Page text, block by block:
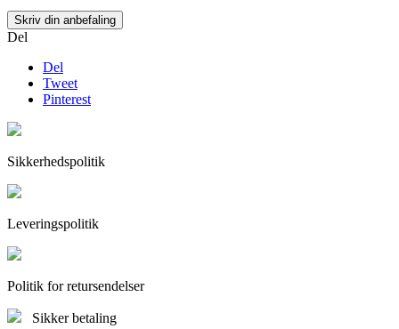
Skriv din anbefaling
Del
Del
Tweet
Pinterest
Sikkerhedspolitik
Leveringspolitik
Politik for retursendelser
Sikker betaling